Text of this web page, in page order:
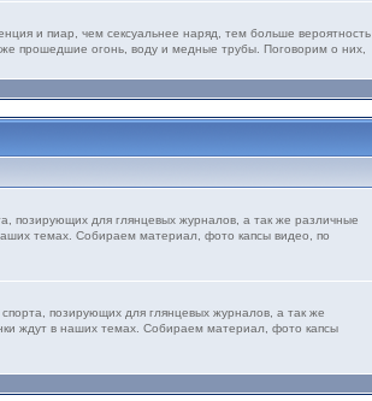
и пиар, чем сексуальнее наряд, тем больше вероятность
прошедшие огонь, воду и медные трубы. Поговорим о них,
позирующих для глянцевых журналов, а так же различные
темах. Собираем материал, фото капсы видео, по
позирующих для глянцевых журналов, а так же
ждут в наших темах. Собираем материал, фото капсы